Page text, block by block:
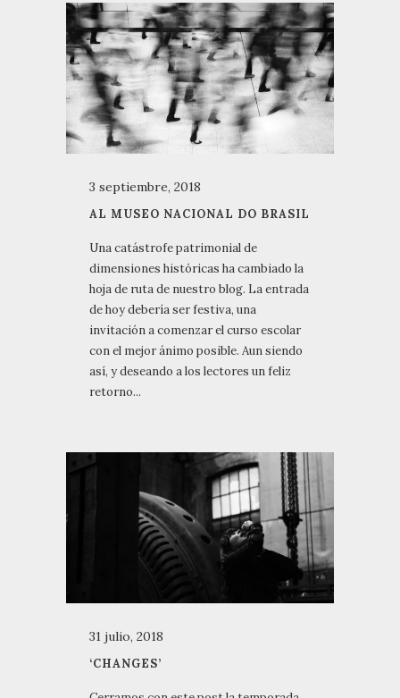
3 septiembre, 2018
AL MUSEO NACIONAL DO BRASIL
Una catástrofe patrimonial de
dimensiones históricas ha cambiado la
hoja de ruta de nuestro blog. La entrada
de hoy debería ser festiva, una
invitación a comenzar el curso escolar
con el mejor ánimo posible. Aun siendo
así, y deseando a los lectores un feliz
retorno...
31 julio, 2018
‘CHANGES’